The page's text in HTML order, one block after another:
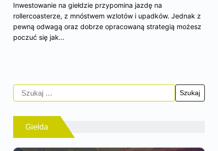
Inwestowanie na giełdzie przypomina jazdę na
rollercoasterze, z mnóstwem wzlotów i upadków. Jednak z
pewną odwagą oraz dobrze opracowaną strategią możesz
poczuć się jak…
Giełda